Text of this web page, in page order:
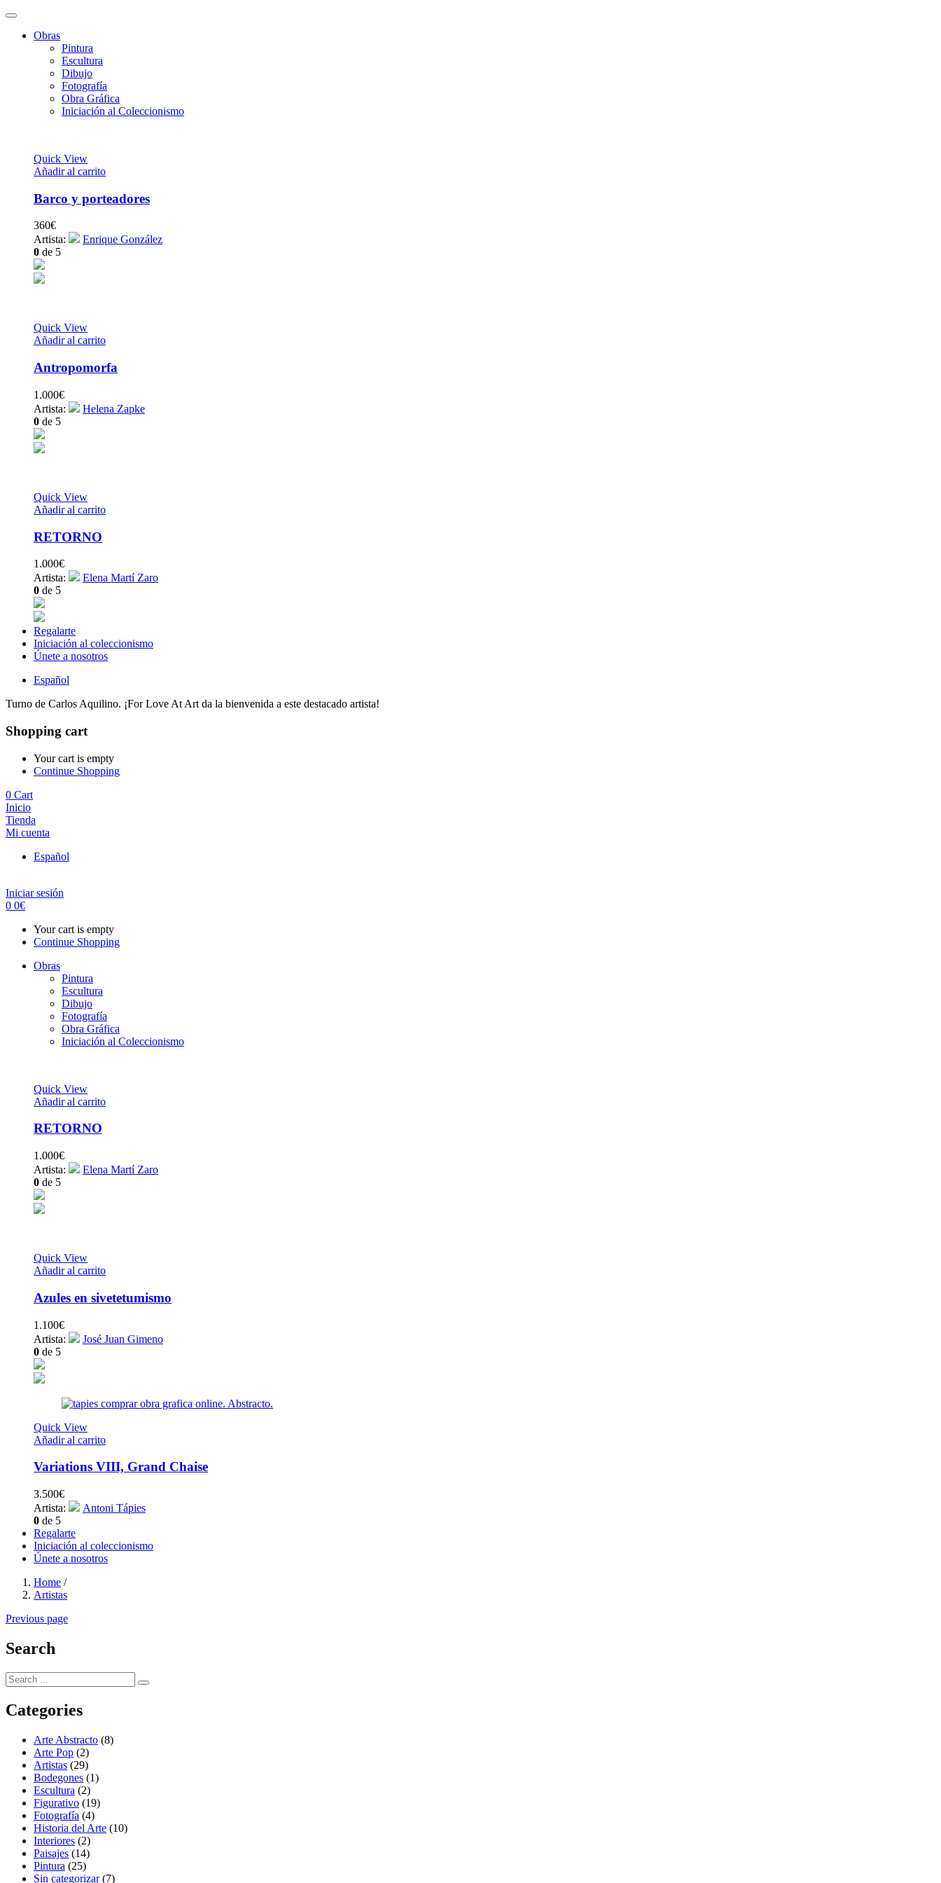
Obras
Pintura
Escultura
Dibujo
Fotografía
Obra Gráfica
Iniciación al Coleccionismo
Quick View
Añadir al carrito
Barco y porteadores
360€
Artista:
Enrique González
0 de 5
Quick View
Añadir al carrito
Antropomorfa
1.000€
Artista:
Helena Zapke
0 de 5
Quick View
Añadir al carrito
RETORNO
1.000€
Artista:
Elena Martí Zaro
0 de 5
Regalarte
Iniciación al coleccionismo
Únete a nosotros
Español
Turno de Carlos Aquilino. ¡For Love At Art da la bienvenida a este destacado artista!
Shopping cart
Your cart is empty
Continue Shopping
0 Cart
Inicio
Tienda
Mi cuenta
Español
Iniciar sesión
0 0€
Your cart is empty
Continue Shopping
Obras
Pintura
Escultura
Dibujo
Fotografía
Obra Gráfica
Iniciación al Coleccionismo
Quick View
Añadir al carrito
RETORNO
1.000€
Artista:
Elena Martí Zaro
0 de 5
Quick View
Añadir al carrito
Azules en sivetetumismo
1.100€
Artista:
José Juan Gimeno
0 de 5
Quick View
Añadir al carrito
Variations VIII, Grand Chaise
3.500€
Artista:
Antoni Tápies
0 de 5
Regalarte
Iniciación al coleccionismo
Únete a nosotros
Home /
Artistas
Previous page
Search
Categories
Arte Abstracto (8)
Arte Pop (2)
Artistas (29)
Bodegones (1)
Escultura (2)
Figurativo (19)
Fotografía (4)
Historia del Arte (10)
Interiores (2)
Paisajes (14)
Pintura (25)
Sin categorizar(7)